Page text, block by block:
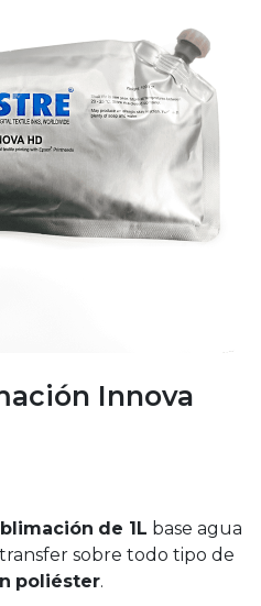
Innova
de 1L base agua
sobre todo tipo de
poliéster.